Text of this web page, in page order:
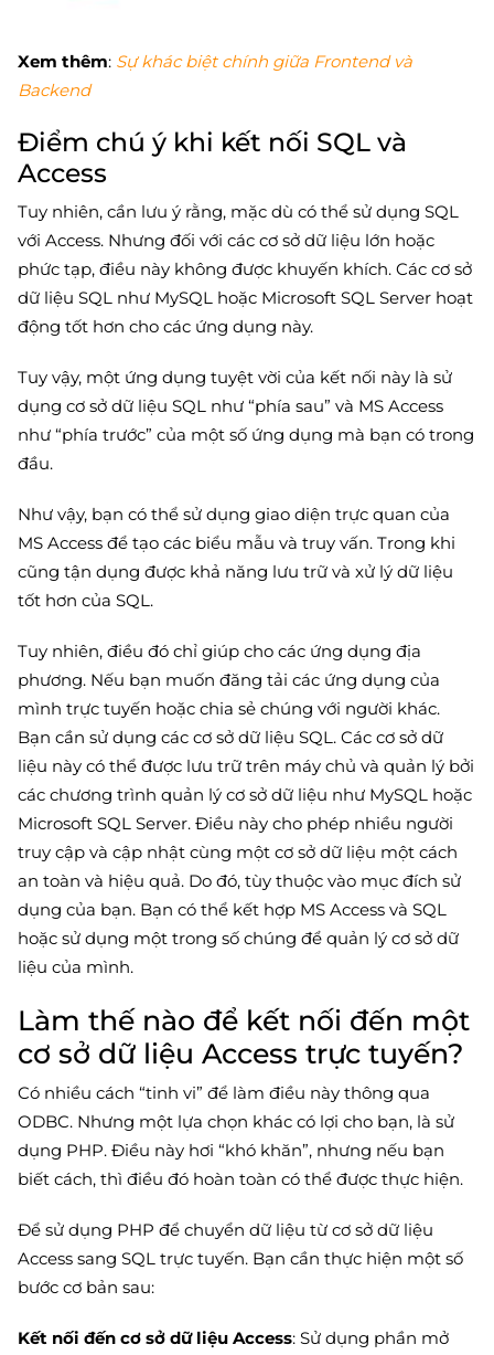
Xem thêm: Sự khác biệt chính giữa Frontend và
Backend
Điểm chú ý khi kết nối SQL và
Access
Tuy nhiên, cần lưu ý rằng, mặc dù có thể sử dụng SQL
với Access. Nhưng đối với các cơ sở dữ liệu lớn hoặc
phức tạp, điều này không được khuyến khích. Các cơ sở
dữ liệu SQL như MySQL hoặc Microsoft SQL Server hoạt
động tốt hơn cho các ứng dụng này.
Tuy vậy, một ứng dụng tuyệt vời của kết nối này là sử
dụng cơ sở dữ liệu SQL như “phía sau” và MS Access
như “phía trước” của một số ứng dụng mà bạn có trong
đầu.
Như vậy, bạn có thể sử dụng giao diện trực quan của
MS Access để tạo các biểu mẫu và truy vấn. Trong khi
cũng tận dụng được khả năng lưu trữ và xử lý dữ liệu
tốt hơn của SQL.
Tuy nhiên, điều đó chỉ giúp cho các ứng dụng địa
phương. Nếu bạn muốn đăng tải các ứng dụng của
mình trực tuyến hoặc chia sẻ chúng với người khác.
Bạn cần sử dụng các cơ sở dữ liệu SQL. Các cơ sở dữ
liệu này có thể được lưu trữ trên máy chủ và quản lý bởi
các chương trình quản lý cơ sở dữ liệu như MySQL hoặc
Microsoft SQL Server. Điều này cho phép nhiều người
truy cập và cập nhật cùng một cơ sở dữ liệu một cách
an toàn và hiệu quả. Do đó, tùy thuộc vào mục đích sử
dụng của bạn. Bạn có thể kết hợp MS Access và SQL
hoặc sử dụng một trong số chúng để quản lý cơ sở dữ
liệu của mình.
Làm thế nào để kết nối đến một
cơ sở dữ liệu Access trực tuyến?
Có nhiều cách “tinh vi” để làm điều này thông qua
ODBC. Nhưng một lựa chọn khác có lợi cho bạn, là sử
dụng PHP. Điều này hơi “khó khăn”, nhưng nếu bạn
biết cách, thì điều đó hoàn toàn có thể được thực hiện.
Để sử dụng PHP để chuyển dữ liệu từ cơ sở dữ liệu
Access sang SQL trực tuyến. Bạn cần thực hiện một số
bước cơ bản sau:
Kết nối đến cơ sở dữ liệu Access: Sử dụng phần mở